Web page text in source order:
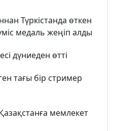
Түркістанда өткен
медаль жеңіп алды
дүниеден өтті
тағы бір стример
мемлекет